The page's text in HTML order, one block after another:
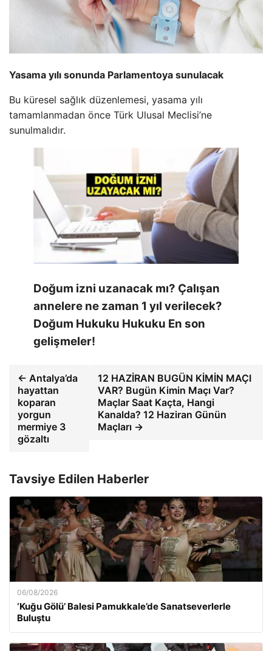
Yasama yılı sonunda Parlamentoya sunulacak
Bu küresel sağlık düzenlemesi, yasama yılı
tamamlanmadan önce Türk Ulusal Meclisi’ne
sunulmalıdır.
Doğum izni uzanacak mı? Çalışan
annelere ne zaman 1 yıl verilecek?
Doğum Hukuku Hukuku En son
gelişmeler!
← Antalya’da
hayattan
koparan
yorgun
mermiye 3
gözaltı
12 HAZİRAN BUGÜN KİMİN MAÇI
VAR? Bugün Kimin Maçı Var?
Maçlar Saat Kaçta, Hangi
Kanalda? 12 Haziran Günün
Maçları →
Tavsiye Edilen Haberler
06/08/2026
‘Kuğu Gölü’ Balesi Pamukkale’de Sanatseverlerle
Buluştu